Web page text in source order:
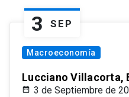
3 SEP
Macroeconomía
Lucciano Villacorta,
3 de Septiembre de